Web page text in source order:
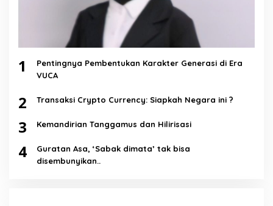
1
Pentingnya Pembentukan Karakter Generasi di Era
VUCA
2 Transaksi Crypto Currency: Siapkah Negara ini ?
3 Kemandirian Tanggamus dan Hilirisasi
4
Guratan Asa, ‘Sabak dimata’ tak bisa
disembunyikan..